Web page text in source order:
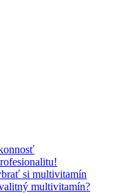
si multivitamín
multivitamín?